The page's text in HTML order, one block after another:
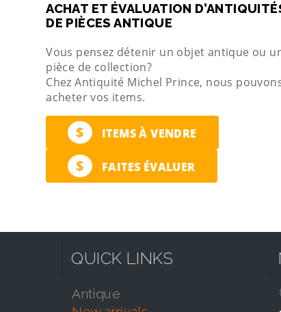
ACHAT ET ÉVALUATION
DE PIÈCES ANTIQUE
Vous pensez détenir un objet antique ou
pièce de collection?
Chez Antiquité Michel Prince, nous
acheter vos items.
$ ITEMS À VENDRE
$ FAITES ÉVALUER
QUICK LINKS
antique